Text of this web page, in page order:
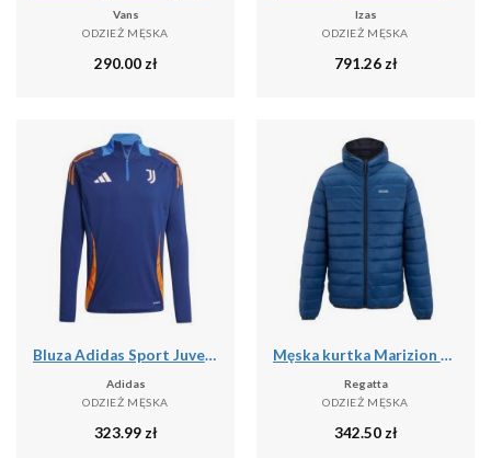
Vans
ODZIEŻ MĘSKA
290.00zł
Izas
ODZIEŻ MĘSKA
791.26zł
Bluza Adidas Sport Juve Tr Top Dorosłych
Adidas
ODZIEŻ MĘSKA
323.99zł
Męska kurtka Marizion z kapturem
Regatta
ODZIEŻ MĘSKA
342.50zł